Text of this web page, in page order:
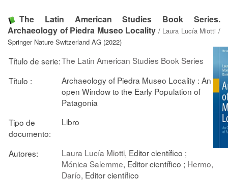
The Latin American Studies Book Series.
Archaeology of Piedra Museo Locality / Laura Lucía Miotti /
Springer Nature Switzerland AG (2022)
Título de serie:The Latin American Studies Book Series
Título :
Archaeology of Piedra Museo Locality : An
open Window to the Early Population of
Patagonia
Tipo de
documento:
Libro
Autores: Laura Lucía Miotti, Editor científico ;
Mónica Salemme, Editor científico ; Hermo,
Darío, Editor científico